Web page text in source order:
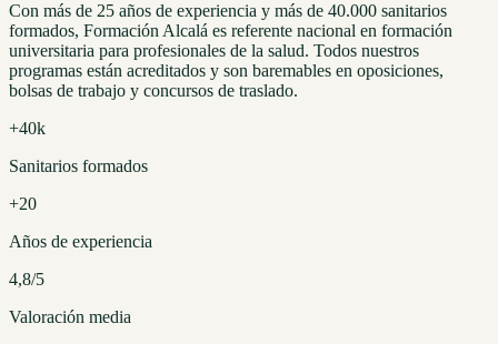
Con más de 25 años de experiencia y más de 40.000 sanitarios
formados, Formación Alcalá es referente nacional en formación
universitaria para profesionales de la salud. Todos nuestros
programas están acreditados y son baremables en oposiciones,
bolsas de trabajo y concursos de traslado.
+40k
Sanitarios formados
+20
Años de experiencia
4,8/5
Valoración media